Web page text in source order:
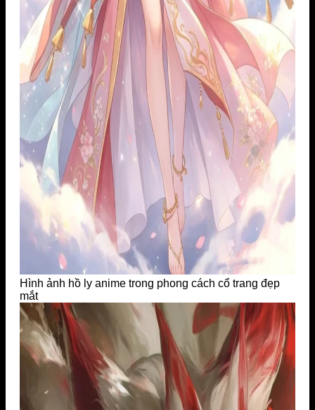
Hình ảnh hồ ly anime trong phong cách cổ trang đẹp
mắt